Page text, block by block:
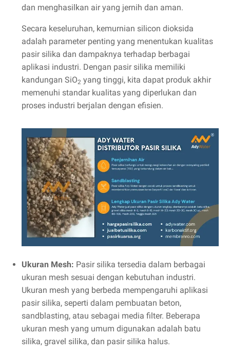
dan menghasilkan air yang jernih dan aman.
Secara keseluruhan, kemurnian silicon dioksida
adalah parameter penting yang menentukan kualitas
pasir silika dan dampaknya terhadap berbagai
aplikasi industri. Dengan pasir silika memiliki
kandungan SiO2 yang tinggi, kita dapat produk akhir
memenuhi standar kualitas yang diperlukan dan
proses industri berjalan dengan efisien.
Ukuran Mesh: Pasir silika tersedia dalam berbagai
ukuran mesh sesuai dengan kebutuhan industri.
Ukuran mesh yang berbeda mempengaruhi aplikasi
pasir silika, seperti dalam pembuatan beton,
sandblasting, atau sebagai media filter. Beberapa
ukuran mesh yang umum digunakan adalah batu
silika, gravel silika, dan pasir silika halus.